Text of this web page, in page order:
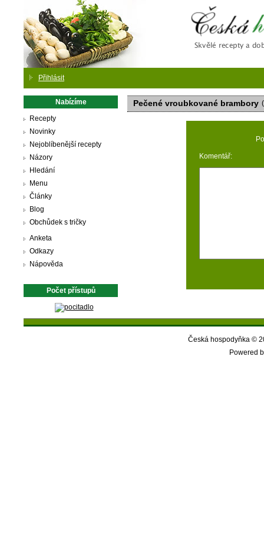
Přihlásit
Nabízíme
Recepty
Novinky
Nejoblíbenější recepty
Názory
Hledání
Menu
Články
Blog
Obchůdek s tričky
Anketa
Odkazy
Nápověda
Počet přístupů
Pečené vroubkované brambory (
Komentář:
Česká hospodyňka ©
Powered